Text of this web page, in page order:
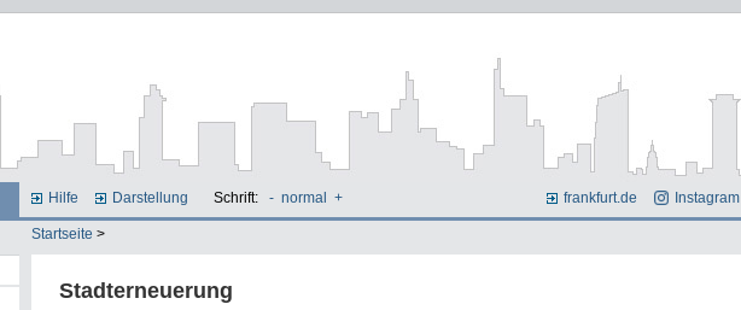
Hilfe Darstellung Schrift: - normal + frankfurt.de Instagram
Startseite >
Stadterneuerung